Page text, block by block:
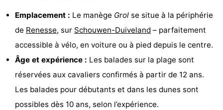
Hof
van
Haamstede
Hôtels
Last
minutes
Plages
Voir
Emplacement : Le manège Grol se situe à la périphérie
de Renesse, sur Schouwen-Duiveland – parfaitement
accessible à vélo, en voiture ou à pied depuis le centre.
Âge et expérience : Les balades sur la plage sont
réservées aux cavaliers confirmés à partir de 12 ans.
Les balades pour débutants et dans les dunes sont
possibles dès 10 ans, selon l’expérience.